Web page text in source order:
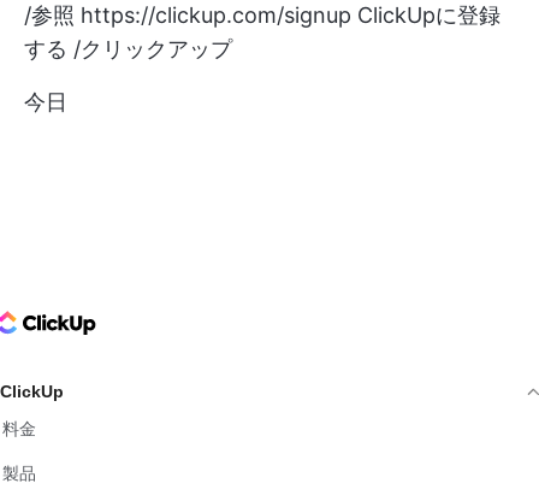
/参照 https://clickup.com/signup ClickUpに登録
する /クリックアップ
今日
Logo
ClickUp
料金
製品